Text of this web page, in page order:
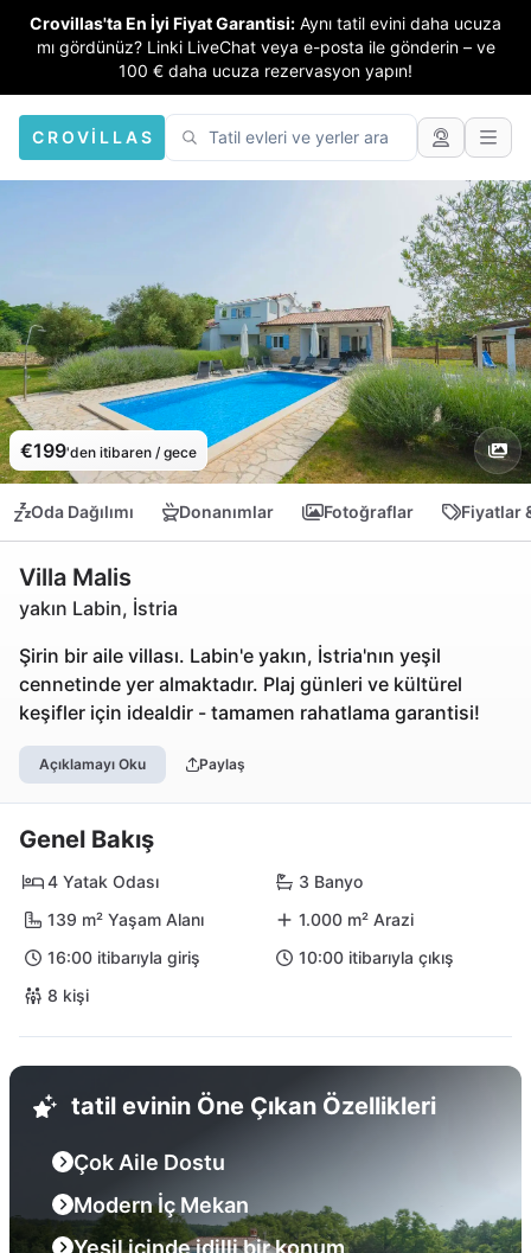
Crovillas'ta En İyi Fiyat Garantisi: Aynı tatil evini daha ucuza
mı gördünüz? Linki LiveChat veya e-posta ile gönderin – ve
100 € daha ucuza rezervasyon yapın!
CROVILLAS
€199'den itibaren / gece
Oda Dağılımı Donanımlar Fotoğraflar Fiyatlar
Villa Malis
yakın Labin, İstria
Şirin bir aile villası. Labin'e yakın, İstria'nın yeşil
cennetinde yer almaktadır. Plaj günleri ve kültürel
keşifler için idealdir - tamamen rahatlama garantisi!
Açıklamayı Oku Paylaş
Genel Bakış
4 Yatak Odası
3 Banyo
139 m² Yaşam Alanı
1.000 m² Arazi
16:00 itibarıyla giriş
10:00 itibarıyla çıkış
8 kişi
tatil evinin Öne Çıkan Özellikleri
Çok Aile Dostu
Modern İç Mekan
Yeşil içinde idilli bir konum